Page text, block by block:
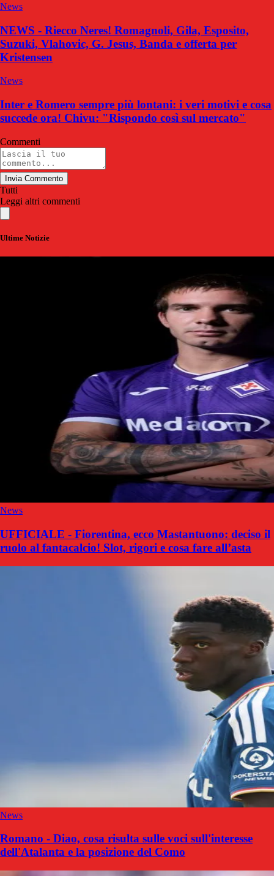
News
NEWS - Riecco Neres! Romagnoli, Gila, Esposito,
Suzuki, Vlahovic, G. Jesus, Banda e offerta per
Kristensen
News
Inter e Romero sempre più lontani: i veri motivi e cosa
succede ora! Chivu: "Rispondo così sul mercato"
Commenti
Invia Commento
Tutti
Leggi altri commenti
Ultime Notizie
News
UFFICIALE - Fiorentina, ecco Mastantuono: deciso il
ruolo al fantacalcio! Slot, rigori e cosa fare all’asta
News
Romano - Diao, cosa risulta sulle voci sull'interesse
dell'Atalanta e la posizione del Como